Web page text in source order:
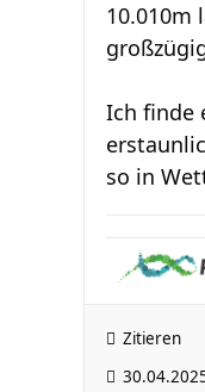
10.010m
Ich finde
so in
Zitieren